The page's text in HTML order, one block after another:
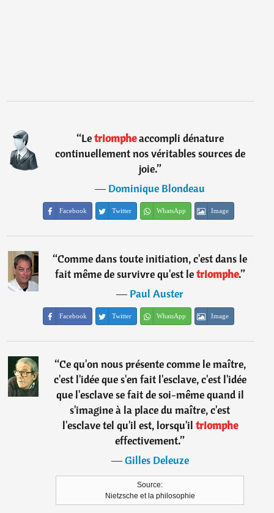
“Letriompheaccompli dénature
continuellement nos véritables sources de
joie.”
―Dominique Blondeau
Facebook Twitter WhatsApp Image
“Comme dans toute initiation, c'est dans le
fait même de survivre qu'est letriomphe.”
―Paul Auster
Facebook Twitter WhatsApp Image
“Ce qu'on nous présente comme le maître,
c'est l'idée que s'en fait l'esclave, c'est l'idée
que l'esclave se fait de soi-même quand il
s'imagine à la place du maître, c'est
l'esclave tel qu'il est, lorsqu'il triomphe
effectivement.”
―Gilles Deleuze
Source:
Nietzsche et la philosophie